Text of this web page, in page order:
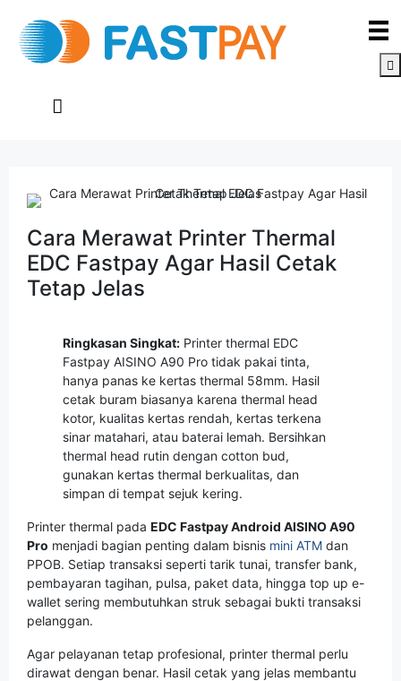
Cara Merawat Printer Thermal
EDC Fastpay Agar Hasil Cetak
Tetap Jelas
Ringkasan Singkat: Printer thermal EDC
Fastpay AISINO A90 Pro tidak pakai tinta,
hanya panas ke kertas thermal 58mm. Hasil
cetak buram biasanya karena thermal head
kotor, kualitas kertas rendah, kertas terkena
sinar matahari, atau baterai lemah. Bersihkan
thermal head rutin dengan cotton bud,
gunakan kertas thermal berkualitas, dan
simpan di tempat sejuk kering.
Printer thermal pada EDC Fastpay Android AISINO A90
Pro menjadi bagian penting dalam bisnis mini ATM dan
PPOB. Setiap transaksi seperti tarik tunai, transfer bank,
pembayaran tagihan, pulsa, paket data, hingga top up e-
wallet sering membutuhkan struk sebagai bukti transaksi
pelanggan.
Agar pelayanan tetap profesional, printer thermal perlu
dirawat dengan benar. Hasil cetak yang jelas membantu